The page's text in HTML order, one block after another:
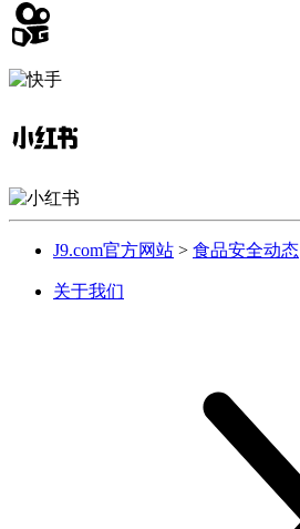
J9.com官方网站 > 食品安全动态
关于我们